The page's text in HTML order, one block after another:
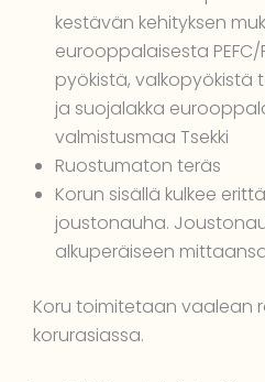
kestävän kehityksen
eurooppalaisesta PEFC/
pyökistä, valkopyökistä
ja suojalakka
valmistusmaa Tsekki
Ruostumaton teräs
Korun sisällä kulkee
joustonauha.
alkuperäiseen
Koru toimitetaan vaalean
korurasiassa.